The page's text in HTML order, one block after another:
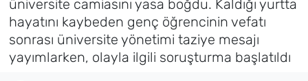
üniversite camiasını yasa boğdu. Kaldığı yurtta
hayatını kaybeden genç öğrencinin vefatı
sonrası üniversite yönetimi taziye mesajı
yayımlarken, olayla ilgili soruşturma başlatıldı
Künye
İletişim